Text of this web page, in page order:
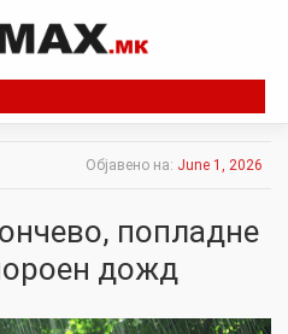
Објавено на: June 1, 2026
попладне
дожд